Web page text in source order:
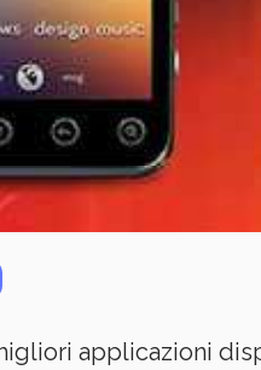
applicazioni